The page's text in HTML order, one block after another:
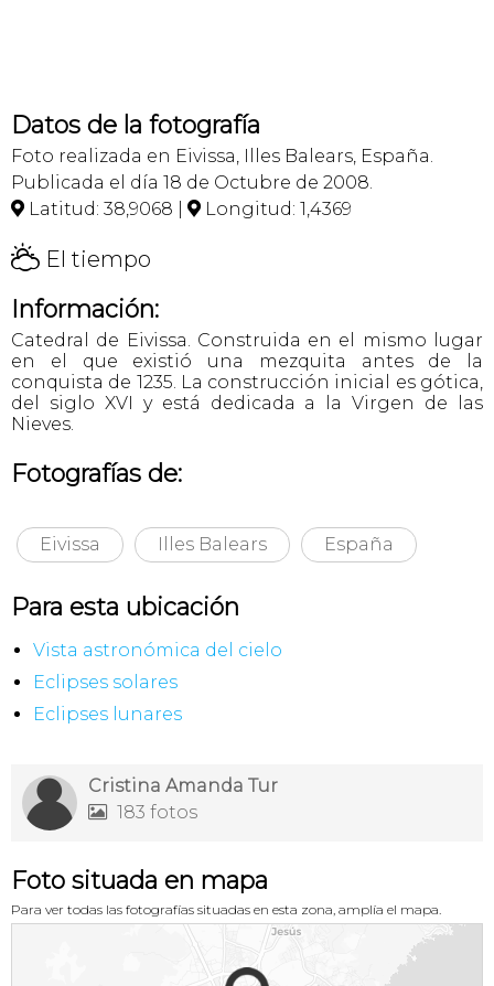
Datos de la fotografía
Foto realizada en Eivissa, Illes Balears, España.
Publicada el día 18 de Octubre de 2008.
 Latitud: 38,9068 |  Longitud: 1,4369
H El tiempo
Información:
Catedral de Eivissa. Construida en el mismo lugar
en el que existió una mezquita antes de la
conquista de 1235. La construcción inicial es gótica,
del siglo XVI y está dedicada a la Virgen de las
Nieves.
Fotografías de:
Eivissa Illes Balears España
Para esta ubicación
Vista astronómica del cielo
Eclipses solares
Eclipses lunares
Cristina Amanda Tur
 183 fotos
Foto situada en mapa
Para ver todas las fotografías situadas en esta zona, amplía el mapa.